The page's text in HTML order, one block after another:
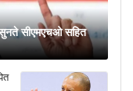
सीएमएचओ सहित